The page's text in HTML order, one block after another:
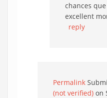
chances
excellent
reply
Permalink
(not verified) on